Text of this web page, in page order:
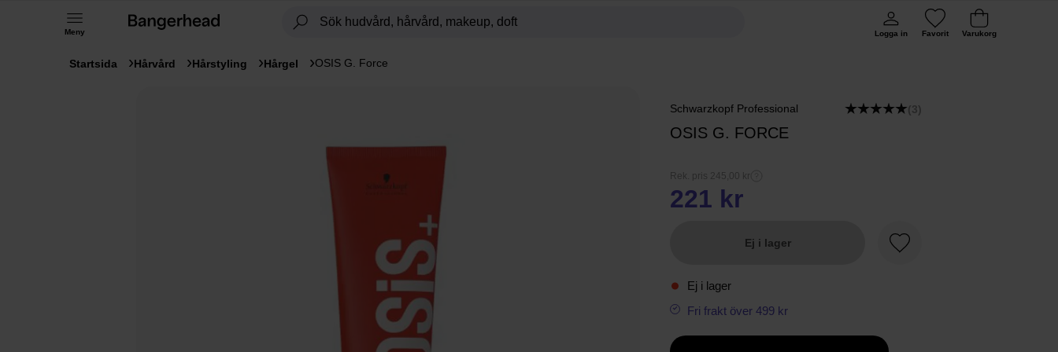
Meny Logga in Favorit Varukorg
Startsida Hårvård Hårstyling Hårgel OSIS G. Force
Schwarzkopf Professional (3)
OSIS G. FORCE
Rek. pris 245,00 kr
221 kr
Ej i lager
Favorit
Ej i lager
Fri frakt över 499 kr